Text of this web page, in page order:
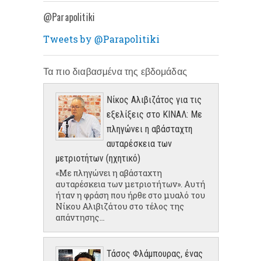
@Parapolitiki
Tweets by @Parapolitiki
Τα πιο διαβασμένα της εβδομάδας
Νίκος Αλιβιζάτος για τις
εξελίξεις στο ΚΙΝΑΛ: Με
πληγώνει η αβάσταχτη
αυταρέσκεια των
μετριοτήτων (ηχητικό)
«Με πληγώνει η αβάσταχτη
αυταρέσκεια των μετριοτήτων». Αυτή
ήταν η φράση που ήρθε στο μυαλό του
Νίκου Αλιβιζάτου στο τέλος της
απάντησης...
Τάσος Φλάμπουρας, ένας